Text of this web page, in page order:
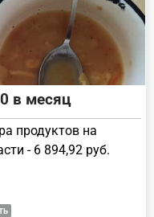
в месяц
продуктов на
- 6 894,92 руб.